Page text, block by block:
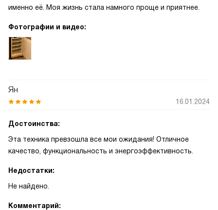
именно её. Моя жизнь стала намного проще и приятнее.
Фотографии и видео:
Ян
16.01.2024
Достоинства:
Эта техника превзошла все мои ожидания! Отличное
качество, функциональность и энергоэффективность.
Недостатки:
Не найдено.
Комментарий: